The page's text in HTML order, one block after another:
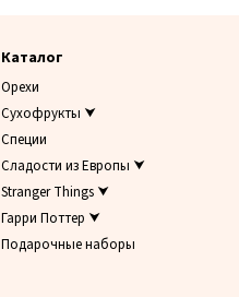
Каталог
Орехи
Сухофрукты ⮟
Специи
Сладости из Европы ⮟
Stranger Things ⮟
Гарри Поттер ⮟
Подарочные наборы